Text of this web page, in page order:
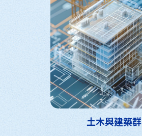
就讀群科
土木與建築群